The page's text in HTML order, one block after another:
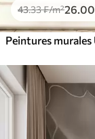
43.33₣/m²26.00